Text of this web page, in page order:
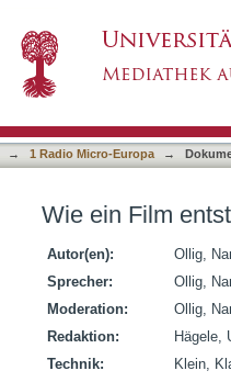
→ 1 Radio Micro-Europa →
Wie ein Film
Autor(en):
Ollig,
Sprecher:
Ollig,
Moderation:
Ollig,
Redaktion:
Hägele,
Technik:
Klein,